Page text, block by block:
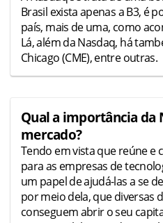
Brasil exista apenas a B3, é
país, mais de uma, como
Lá, além da Nasdaq, há
Chicago (CME), entre outras.
Qual a importância da
mercado?
Tendo em vista que reúne e
para as empresas de
um papel de ajudá-las a se
por meio dela, que diversas
conseguem abrir o seu